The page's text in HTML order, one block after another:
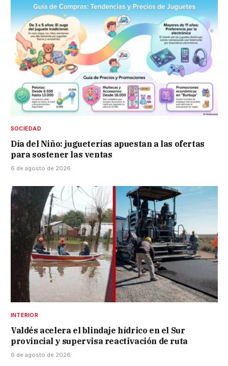
SOCIEDAD
Día del Niño: jugueterías apuestan a las ofertas
para sostener las ventas
6 de agosto de 2026
INTERIOR
Valdés acelera el blindaje hídrico en el Sur
provincial y supervisa reactivación de ruta
6 de agosto de 2026